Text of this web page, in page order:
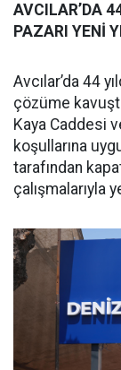
AVCILAR’DA
PAZARI YENİ
Avcılar’da 44
çözüme
Kaya Caddesi
koşullarına
tarafından
çalışmalarıyla